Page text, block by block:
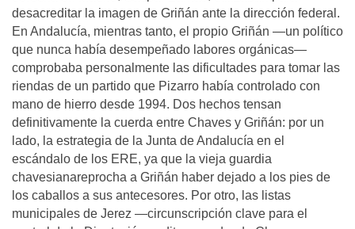
desacreditar la imagen de Griñán ante la dirección federal.
En Andalucía, mientras tanto, el propio Griñán —un político
que nunca había desempeñado labores orgánicas—
comprobaba personalmente las dificultades para tomar las
riendas de un partido que Pizarro había controlado con
mano de hierro desde 1994. Dos hechos tensan
definitivamente la cuerda entre Chaves y Griñán: por un
lado, la estrategia de la Junta de Andalucía en el
escándalo de los ERE, ya que la vieja guardia
chavesianareprocha a Griñán haber dejado a los pies de
los caballos a sus antecesores. Por otro, las listas
municipales de Jerez —circunscripción clave para el